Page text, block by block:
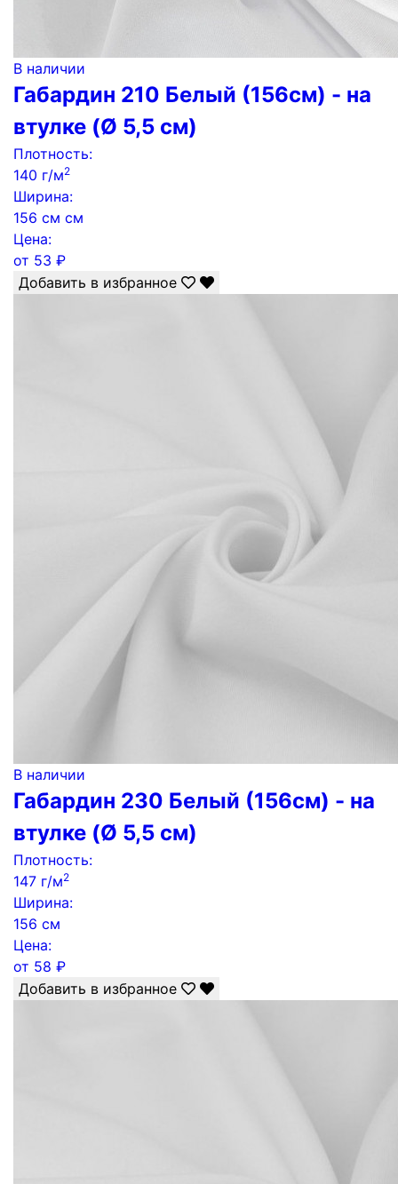
В наличии
Габардин 210 Белый (156см) - на
втулке (Ø 5,5 см)
Плотность:
140 г/м2
Ширина:
156 см см
Цена:
от 53 ₽
Добавить в избранное
В наличии
Габардин 230 Белый (156см) - на
втулке (Ø 5,5 см)
Плотность:
147 г/м2
Ширина:
156 см
Цена:
от 58 ₽
Добавить в избранное